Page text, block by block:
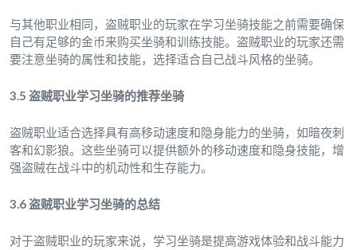
与其他职业相同，盗贼职业的玩家在学习坐骑技能之前需要确保
自己有足够的金币来购买坐骑和训练技能。盗贼职业的玩家还需
要注意坐骑的属性和技能，选择适合自己战斗风格的坐骑。
3.5 盗贼职业学习坐骑的推荐坐骑
盗贼职业适合选择具有高移动速度和隐身能力的坐骑，如暗夜刺
客和幻影狼。这些坐骑可以提供额外的移动速度和隐身技能，增
强盗贼在战斗中的机动性和生存能力。
3.6 盗贼职业学习坐骑的总结
对于盗贼职业的玩家来说，学习坐骑是提高游戏体验和战斗能力